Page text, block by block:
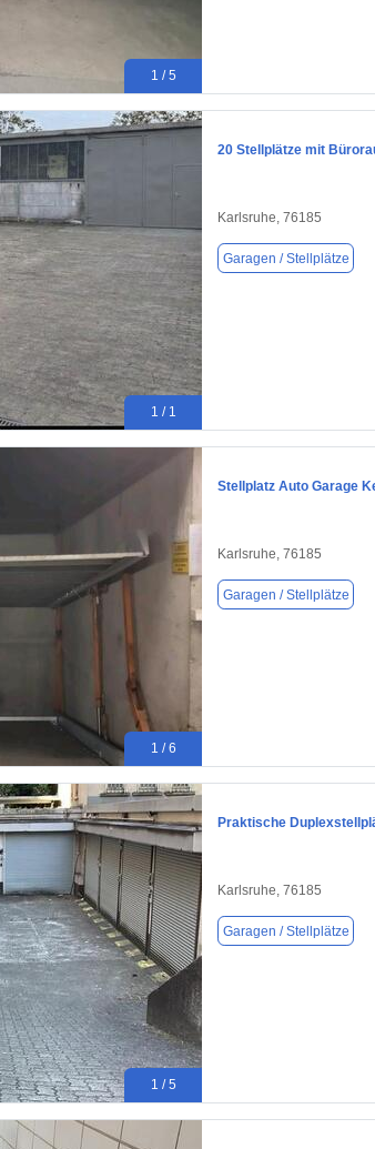
1 / 5
1 / 1
20 Stellplätze mit
Karlsruhe, 76185
Garagen / Stellplätze
1 / 6
Stellplatz Auto Garage
Karlsruhe, 76185
Garagen / Stellplätze
1 / 5
Praktische
Karlsruhe, 76185
Garagen / Stellplätze